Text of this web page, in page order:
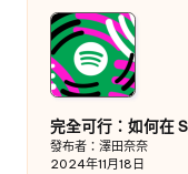
完全可行：如何在
發布者：澤田奈奈
2024年11月18日